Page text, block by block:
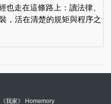
也走在這條路上：讀法律、
，活在清楚的規矩與程序之
我家》 Homemory